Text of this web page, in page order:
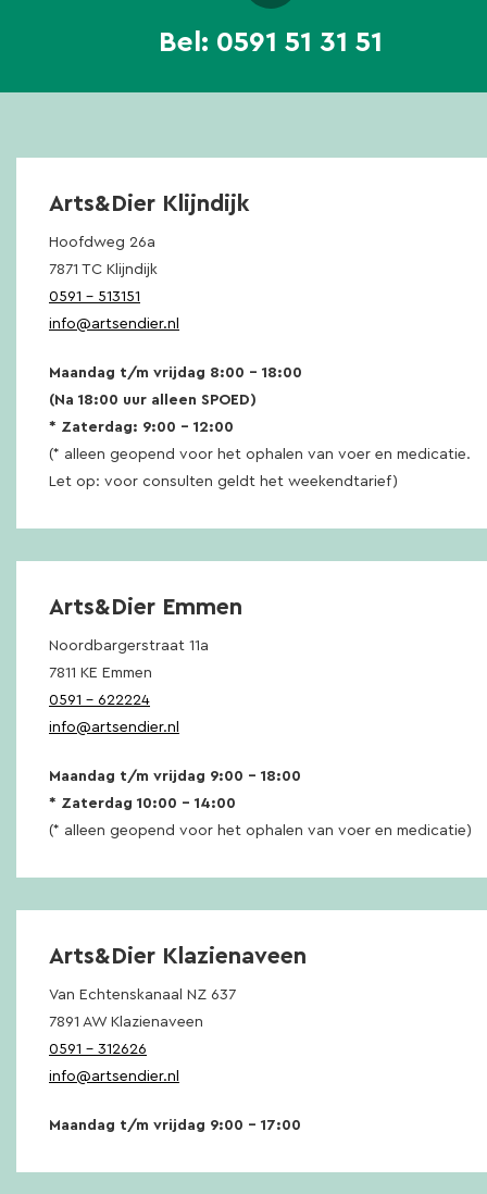
Bel: 0591 51 31 51
Arts&Dier Klijndijk
Hoofdweg 26a
7871 TC Klijndijk
0591 – 513151
info@artsendier.nl
Maandag t/m vrijdag 8:00 – 18:00
(Na 18:00 uur alleen SPOED)
* Zaterdag: 9:00 – 12:00
(* alleen geopend voor het ophalen van voer en medicatie.
Let op: voor consulten geldt het weekendtarief)
Arts&Dier Emmen
Noordbargerstraat 11a
7811 KE Emmen
0591 – 622224
info@artsendier.nl
Maandag t/m vrijdag 9:00 – 18:00
* Zaterdag 10:00 – 14:00
(* alleen geopend voor het ophalen van voer en medicatie)
Arts&Dier Klazienaveen
Van Echtenskanaal NZ 637
7891 AW Klazienaveen
0591 – 312626
info@artsendier.nl
Maandag t/m vrijdag 9:00 – 17:00